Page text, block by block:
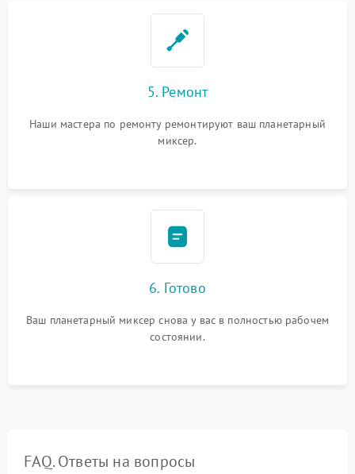
5. Ремонт
Наши мастера по ремонту ремонтируют ваш планетарный
миксер.
6. Готово
Ваш планетарный миксер снова у вас в полностью рабочем
состоянии.
FAQ. Ответы на вопросы